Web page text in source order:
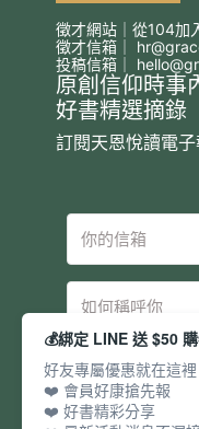
徵才網站｜從104加
徵才信箱｜
投稿信箱｜
原創信仰時事
好書精選摘錄
訂閱天恩悅讀電子
💰綁定 LINE 送 $50
好友專屬優惠就在這裡
❤️ 會員好康搶先報
❤️ 好書精彩分享